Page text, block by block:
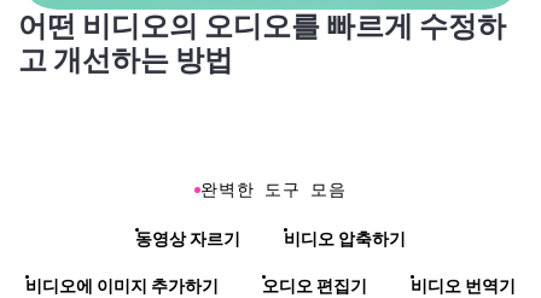
어떤 비디오의 오디오를 빠르게 수정하
고 개선하는 방법
완벽한 도구 모음
동영상 자르기 비디오 압축하기
비디오에 이미지 추가하기 오디오 편집기 비디오 번역기